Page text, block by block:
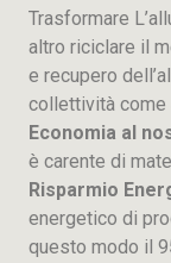
Trasformare
altro riciclare il
e recupero
collettività come
Economia al
è carente di
Risparmio
energetico di
questo modo il